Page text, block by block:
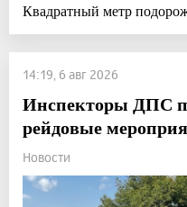
Квадратный метр
14:19, 6 авг 2026
Инспекторы ДПС
рейдовые
Новости